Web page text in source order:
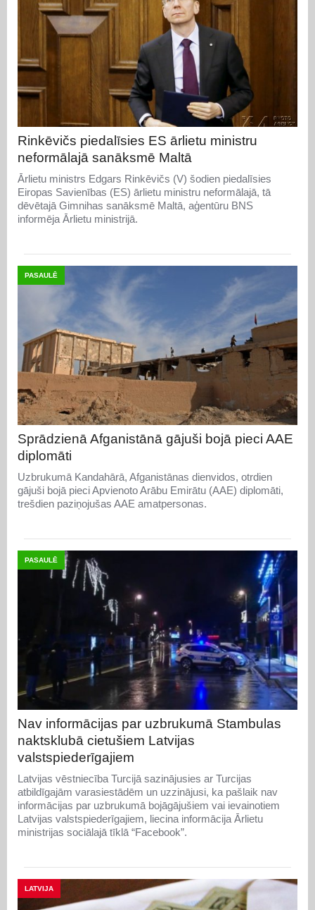
Rinkēvičs piedalīsies ES ārlietu ministru
neformālajā sanāksmē Maltā
Ārlietu ministrs Edgars Rinkēvičs (V) šodien piedalīsies
Eiropas Savienības (ES) ārlietu ministru neformālajā, tā
dēvētajā Gimnihas sanāksmē Maltā, aģentūru BNS
informēja Ārlietu ministrijā.
PASAULĒ
Sprādzienā Afganistānā gājuši bojā pieci AAE
diplomāti
Uzbrukumā Kandahārā, Afganistānas dienvidos, otrdien
gājuši bojā pieci Apvienoto Arābu Emirātu (AAE) diplomāti,
trešdien paziņojušas AAE amatpersonas.
PASAULĒ
Nav informācijas par uzbrukumā Stambulas
naktsklubā cietušiem Latvijas
valstspiederīgajiem
Latvijas vēstniecība Turcijā sazinājusies ar Turcijas
atbildīgajām varasiestādēm un uzzinājusi, ka pašlaik nav
informācijas par uzbrukumā bojāgājušiem vai ievainotiem
Latvijas valstspiederīgajiem, liecina informācija Ārlietu
ministrijas sociālajā tīklā “Facebook”.
LATVIJA